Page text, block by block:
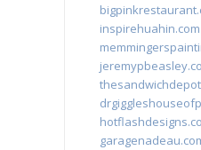
inspirehuahin.com